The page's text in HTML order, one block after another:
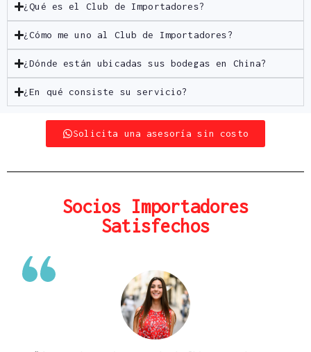
¿Qué es el Club de Importadores?
¿Cómo me uno al Club de Importadores?
¿Dónde están ubicadas sus bodegas en China?
¿En qué consiste su servicio?
Solicita una asesoría sin costo
Socios Importadores
Satisfechos